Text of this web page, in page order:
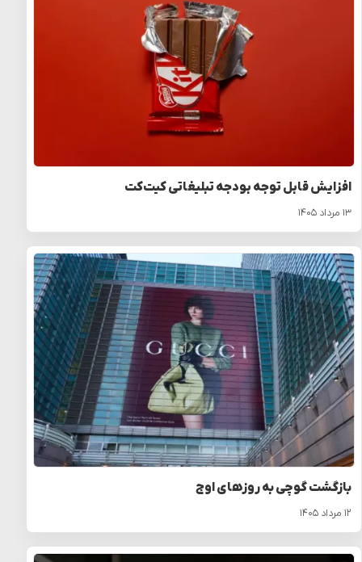
افزایش قابل توجه بودجه تبلیغاتی کیت‌کت
۱۳ مرداد ۱۴۰۵
بازگشت گوچی به روزهای اوج
۱۲ مرداد ۱۴۰۵